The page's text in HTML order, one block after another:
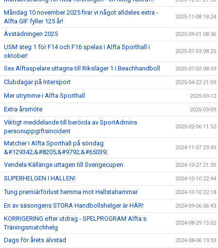
Måndag 10 november 2025 firar vi något alldeles extra -
Alfta GIF fyller 125 år!
2025-11-08 18:24
Ävstädningen 2025 2025-09-01 08:36
USM steg 1 för F14 och F16 spelas i Alfta Sporthall i
oktober!
2025-07-03 08:25
Sex Alftaspelare uttagna till Riksläger 1 i Beachhandboll 2025-07-02 08:33
Clubdagar på Intersport 2025-04-22 21:09
Mer utrymme i Alfta Sporthall 2025-03-12
Extra årsmöte 2025-03-09
Viktigt meddelande till berörda av SportAdmins
personuppgiftsincident
2025-02-06 11:52
Matcher i Alfta Sporthall på söndag
&#129342;&#8205;&#9792;&#65039;
2024-11-07 23:45
Vendela Källänge uttagen till Sverigecupen 2024-10-27 21:35
SUPERHELGEN I HALLEN! 2024-10-10 22:44
Tung premiärförlust hemma mot Hallstahammar 2024-10-10 22:18
En av säsongens STORA Handbollshelger är HÄR! 2024-09-06 06:43
KORRIGERING efter utdrag - SPELPROGRAM Alfta:s
Träningsmatchhelg
2024-08-29 15:02
Dags för årets älvstäd 2024-08-06 19:33